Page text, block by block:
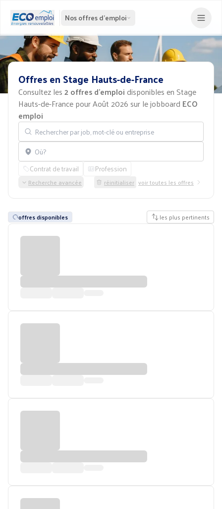
Nos offres d'emploi
OffresenStage Hauts-de-France
Consultez les2 offres d'emploi disponibles en Stage
Hauts-de-France pour Août 2026 sur le jobboard ECO
emploi
Rechercher par job, mot-clé ou entreprise
Localisation
Contrat de travail Profession
Recherche avancée réinitialiser voir toutes les offres
offres disponibles les plus pertinents